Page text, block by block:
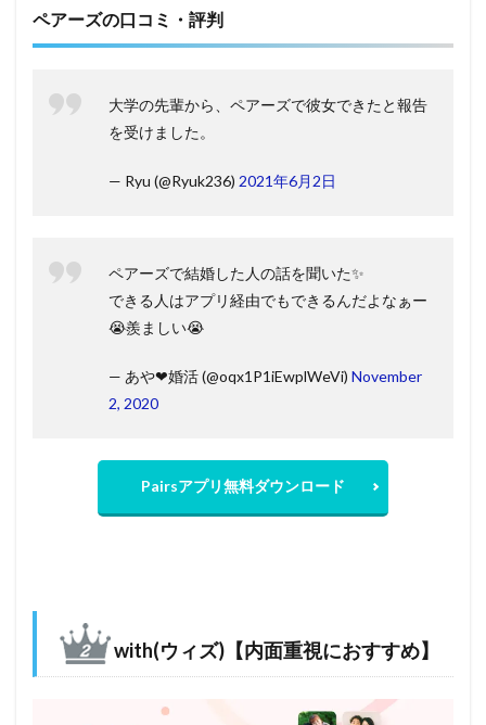
ペアーズの口コミ・評判
大学の先輩から、ペアーズで彼女できたと報告
を受けました。
— Ryu (@Ryuk236) 2021年6月2日
ペアーズで結婚した人の話を聞いた✨
できる人はアプリ経由でもできるんだよなぁー
😭羨ましい😭
— あや❤婚活 (@oqx1P1iEwplWeVi) November
2, 2020
Pairsアプリ無料ダウンロード
with(ウィズ)【内面重視におすすめ】